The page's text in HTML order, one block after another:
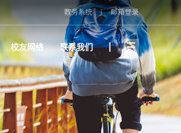
教务系统 邮箱登录
校友网络 联系我们